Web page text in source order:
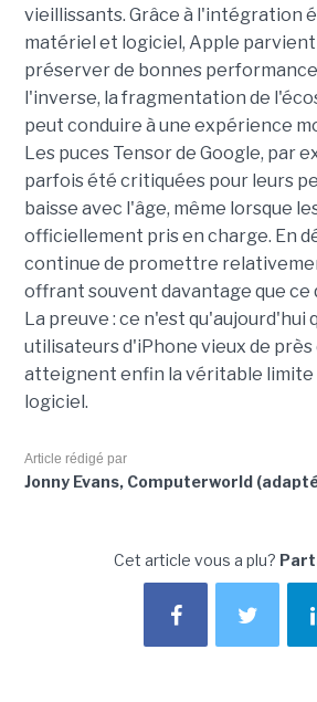
vieillissants. Grâce à l'intégration
matériel et logiciel, Apple
préserver de bonnes
l'inverse, la fragmentation de
peut conduire à une expérience
Les puces Tensor de Google, par
parfois été critiquées pour leurs
baisse avec l'âge, même lorsque
officiellement pris en charge. En
continue de promettre
offrant souvent davantage que ce
La preuve : ce n'est qu'aujourd'hui
utilisateurs d'iPhone vieux de près
atteignent enfin la véritable limite
logiciel.
Article rédigé par
Jonny Evans, Computerworld
Cet article vous a plu?